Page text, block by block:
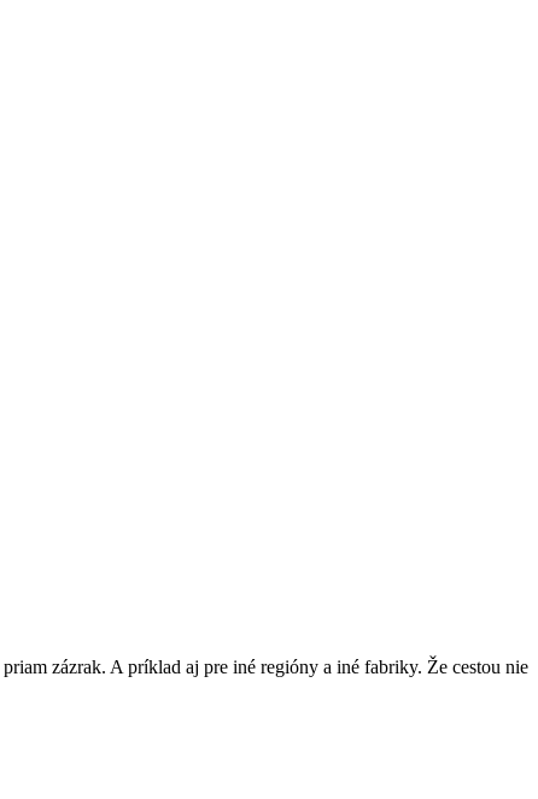
zázrak. A príklad aj pre iné regióny a iné fabriky. Že cestou nie